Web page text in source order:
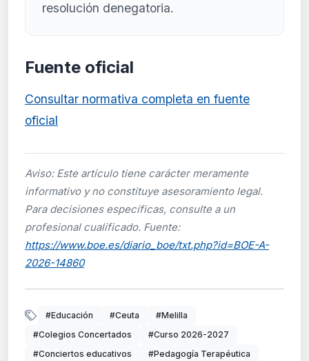
resolución denegatoria.
Fuente oficial
Consultar normativa completa en fuente
oficial
Aviso: Este artículo tiene carácter meramente
informativo y no constituye asesoramiento legal.
Para decisiones específicas, consulte a un
profesional cualificado. Fuente:
https://www.boe.es/diario_boe/txt.php?id=BOE-A-
2026-14860
#Educación #Ceuta
#Melilla
#Colegios Concertados
#Curso 2026-2027
#Conciertos educativos
#Pedagogía Terapéutica